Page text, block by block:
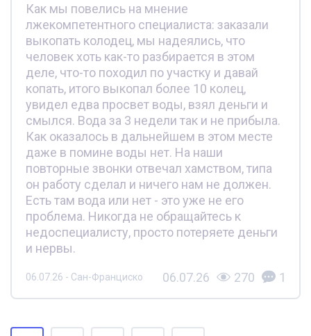
Как мы повелись на мнение
лжекомпетентного специалиста: заказали
выкопать колодец, мы надеялись, что
человек хоть как-то разбирается в этом
деле, что-то походил по участку и давай
копать, итого выкопал более 10 колец,
увидел едва просвет воды, взял деньги и
смылся. Вода за 3 недели так и не прибыла.
Как оказалось в дальнейшем в этом месте
даже в помине воды нет. На наши
повторные звонки отвечал хамством, типа
он работу сделал и ничего нам не должен.
Есть там вода или нет - это уже не его
проблема. Никогда не обращайтесь к
недоспециалисту, просто потеряете деньги
и нервы.
06.07.26 - Сан-Франциско 06.07.26 270 1